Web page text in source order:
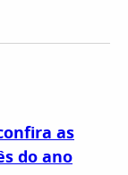
as
do ano